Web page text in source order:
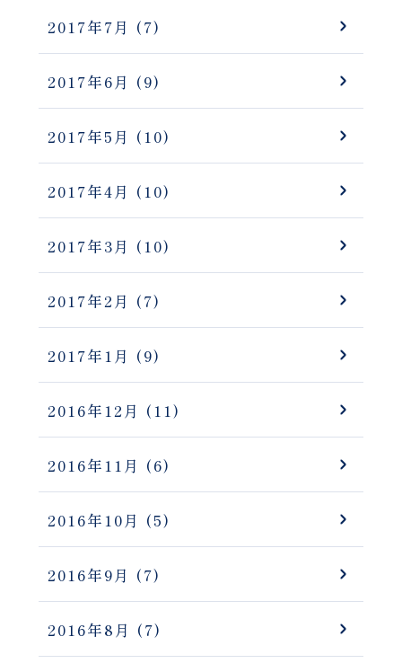
2017年7月 (7)
2017年6月 (9)
2017年5月 (10)
2017年4月 (10)
2017年3月 (10)
2017年2月 (7)
2017年1月 (9)
2016年12月 (11)
2016年11月 (6)
2016年10月 (5)
2016年9月 (7)
2016年8月 (7)